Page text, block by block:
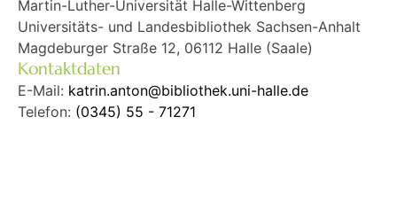
Martin-Luther-Universität Halle-Wittenberg
Universitäts- und Landesbibliothek Sachsen-Anhalt
Magdeburger Straße 12, 06112 Halle (Saale)
Kontaktdaten
E-Mail: katrin.anton@bibliothek.uni-halle.de
Telefon: (0345) 55 - 71271